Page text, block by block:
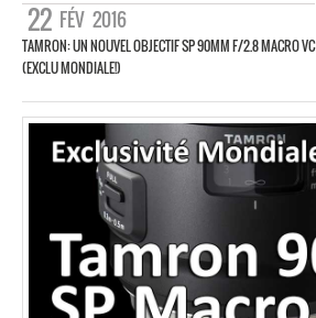
22 FÉV 2016
TAMRON: UN NOUVEL OBJECTIF SP 90MM F/2.8 MACRO VC
(EXCLU MONDIALE!)